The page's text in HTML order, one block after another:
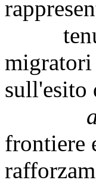
tenuto
migratori
sull'esito
frontiere